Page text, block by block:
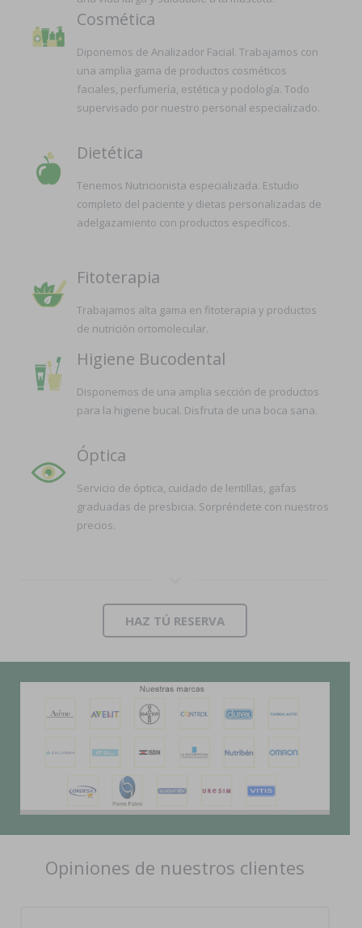
Cosmética
Diponemos de Analizador Facial. Trabajamos con
una amplia gama de productos cosméticos
faciales, perfumería, estética y podología. Todo
supervisado por nuestro personal especializado.
Dietética
Tenemos Nutricionista especializada. Estudio
completo del paciente y dietas personalizadas de
adelgazamiento con productos específicos.
Fitoterapia
Trabajamos alta gama en fitoterapia y productos
de nutrición ortomolecular.
Higiene Bucodental
Disponemos de una amplia sección de productos
para la higiene bucal. Disfruta de una boca sana.
Óptica
Servicio de óptica, cuidado de lentillas, gafas
graduadas de presbicia. Sorpréndete con nuestros
precios.
HAZ TÚ RESERVA
Opiniones de nuestros clientes